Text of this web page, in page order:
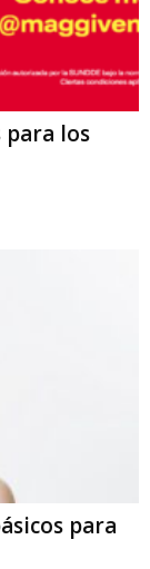
para los
para